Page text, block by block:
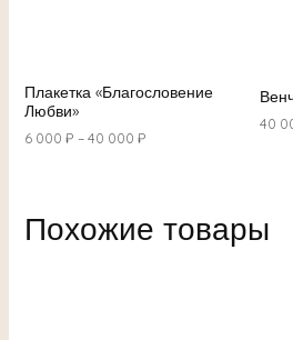
Плакетка «Благословение
Любви»
6 000 ₽ –40 000 ₽
40
Похожие товары